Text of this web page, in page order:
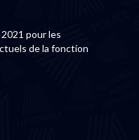
pour les
de la fonction